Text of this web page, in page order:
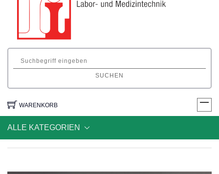
SUCHEN
WARENKORB
ALLE KATEGORIEN